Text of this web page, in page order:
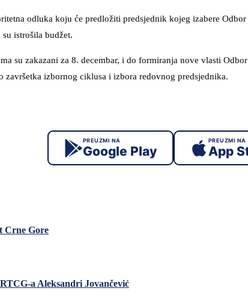
odluka koju će predložiti predsjednik kojeg izabere
istrošila budžet.
su zakazani za 8. decembar, i do formiranja nove vlasti
izbornog ciklusa i izbora redovnog predsjednika.
PREUZMI NA
Google Play
PREUZMI NA
App
Crne Gore
a Aleksandri Jovančević